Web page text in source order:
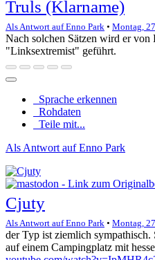
Truls (Klarname)
Als Antwort auf Enno Park • Montag,
Nach solchen Sätzen wird er
"Linksextremist" geführt.
Sprache erkennen
Rohdaten
Teile mit...
Als Antwort auf Enno Park
Cjuty
Als Antwort auf Enno Park • Montag,
der Typ ist ziemlich sympathisch.
auf einem Campingplatz mit